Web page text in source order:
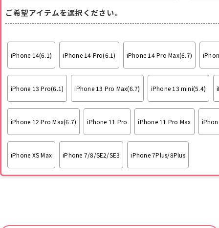
ご希望アイテムを選択ください。
iPhone 14(6.1) iPhone 14 Pro(6.1) iPhone 14 Pro Max(6.7)
iPhone 13 Pro(6.1) iPhone 13 Pro Max(6.7) iPhone 13 mini(5.4)
iPhone 12 Pro Max(6.7) iPhone 11 Pro iPhone 11 Pro Max
iPhone XS Max iPhone 7/8/SE2/SE3 iPhone 7Plus/8Plus